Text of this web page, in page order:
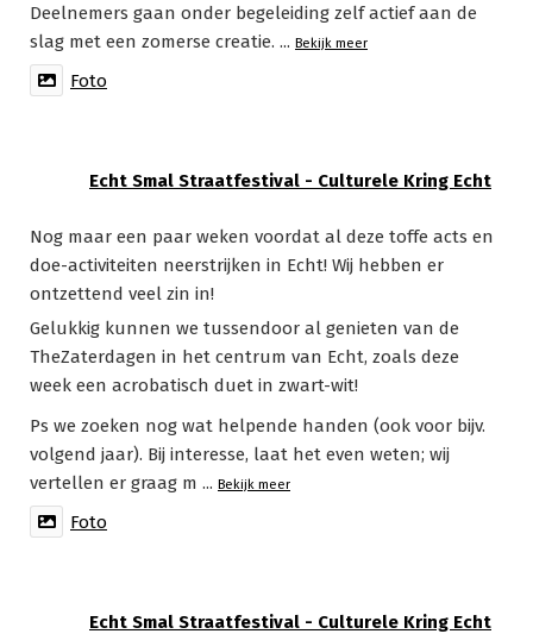
Deelnemers gaan onder begeleiding zelf actief aan de
slag met een zomerse creatie. ... Bekijk meer
Foto
Echt Smal Straatfestival - Culturele Kring Echt
Nog maar een paar weken voordat al deze toffe acts en
doe-activiteiten neerstrijken in Echt! Wij hebben er
ontzettend veel zin in!
Gelukkig kunnen we tussendoor al genieten van de
TheZaterdagen in het centrum van Echt, zoals deze
week een acrobatisch duet in zwart-wit!
Ps we zoeken nog wat helpende handen (ook voor bijv.
volgend jaar). Bij interesse, laat het even weten; wij
vertellen er graag m ... Bekijk meer
Foto
Echt Smal Straatfestival - Culturele Kring Echt